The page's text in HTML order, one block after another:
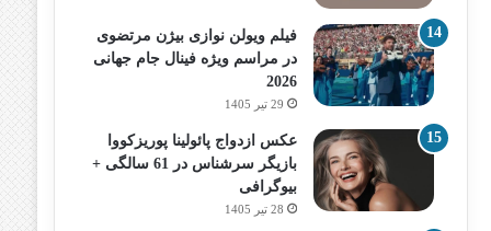
فیلم ویولن نوازی بیژن مرتضوی
در مراسم ویژه فینال جام جهانی
2026
29 تیر 1405
عکس ازدواج پائولینا پوریزکووا
بازیگر سرشناس در 61 سالگی +
بیوگرافی
28 تیر 1405